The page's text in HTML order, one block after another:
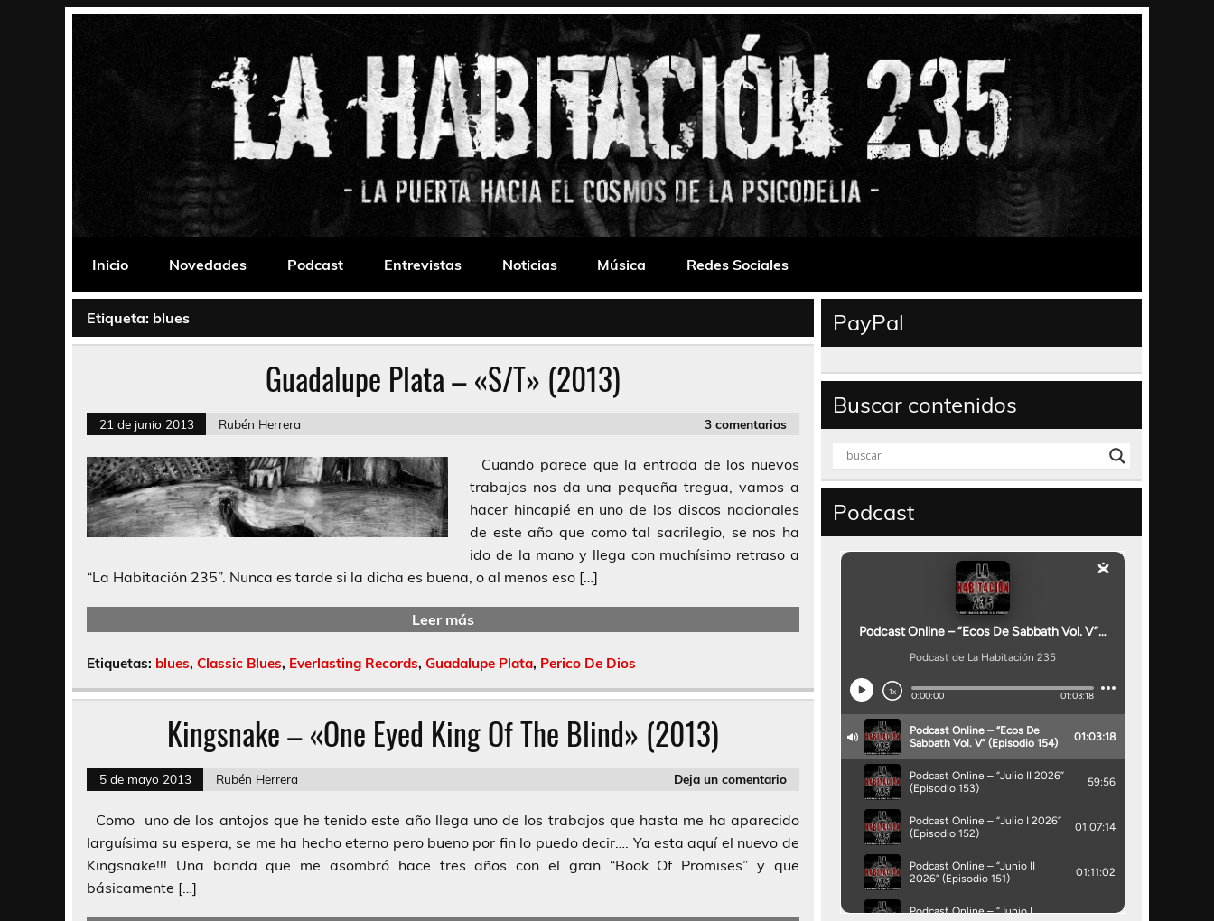
La Habitación 235
Inicio
Novedades Podcast Entrevistas Noticias Música Redes Sociales
Etiqueta: blues
Guadalupe Plata – «S/T» (2013)
21 de junio 2013 Rubén Herrera 3 comentarios
Cuando parece que la entrada de los nuevos
trabajos nos da una pequeña tregua, vamos a
hacer hincapié en uno de los discos nacionales
de este año que como tal sacrilegio, se nos ha
ido de la mano y llega con muchísimo retraso a
“La Habitación 235”. Nunca es tarde si la dicha es buena, o al menos eso […]
Leer más
Etiquetas: blues, Classic Blues, Everlasting Records, Guadalupe Plata, Perico De Dios
Kingsnake – «One Eyed King Of The Blind» (2013)
5 de mayo 2013 Rubén Herrera Deja un comentario
Como uno de los antojos que he tenido este año llega uno de los trabajos que hasta me ha aparecido
larguísima su espera, se me ha hecho eterno pero bueno por fin lo puedo decir…. Ya esta aquí el nuevo de
Kingsnake!!! Una banda que me asombró hace tres años con el gran “Book Of Promises” y que
básicamente […]
PayPal
Buscar contenidos
Podcast